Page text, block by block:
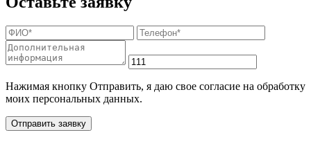
Нажимая кнопку Отправить, я даю свое согласие на обработку
моих персональных данных.
Отправить заявку